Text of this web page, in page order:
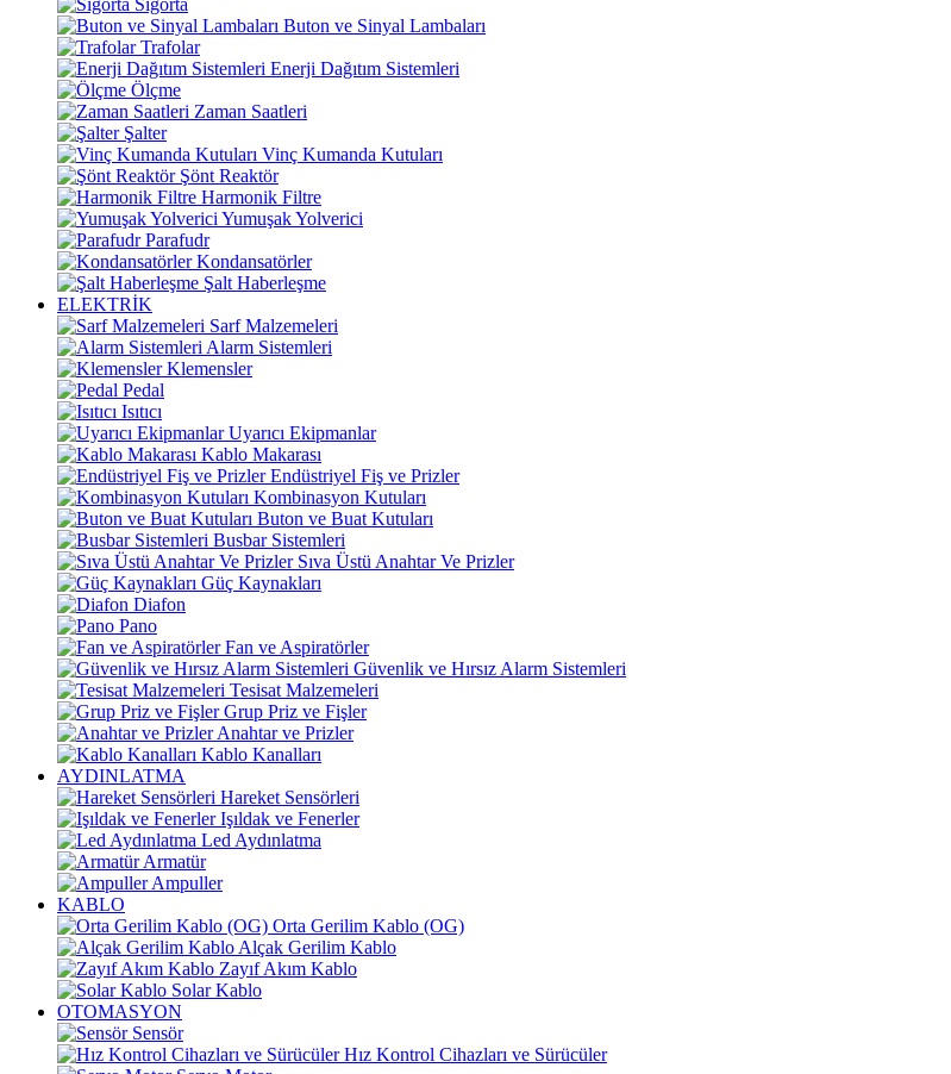
Sigorta
Buton ve Sinyal Lambaları
Trafolar
Enerji Dağıtım Sistemleri
Ölçme
Zaman Saatleri
Şalter
Vinç Kumanda Kutuları
Şönt Reaktör
Harmonik Filtre
Yumuşak Yolverici
Parafudr
Kondansatörler
Şalt Haberleşme
ELEKTRİK
Sarf Malzemeleri
Alarm Sistemleri
Klemensler
Pedal
Isıtıcı
Uyarıcı Ekipmanlar
Kablo Makarası
Endüstriyel Fiş ve Prizler
Kombinasyon Kutuları
Buton ve Buat Kutuları
Busbar Sistemleri
Sıva Üstü Anahtar Ve Prizler
Güç Kaynakları
Diafon
Pano
Fan ve Aspiratörler
Güvenlik ve Hırsız Alarm Sistemleri
Tesisat Malzemeleri
Grup Priz ve Fişler
Anahtar ve Prizler
Kablo Kanalları
AYDINLATMA
Hareket Sensörleri
Işıldak ve Fenerler
Led Aydınlatma
Armatür
Ampuller
KABLO
Orta Gerilim Kablo (OG)
Alçak Gerilim Kablo
Zayıf Akım Kablo
Solar Kablo
OTOMASYON
Sensör
Hız Kontrol Cihazları ve Sürücüler